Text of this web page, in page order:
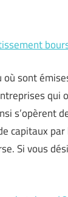
où sont
qui
s’opèrent
capitaux
Si vous